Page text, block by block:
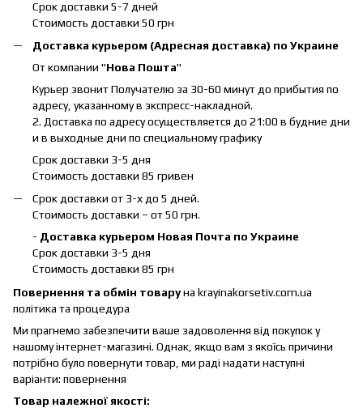
Срок доставки 5-7 дней
Стоимость доставки 50 грн
Доставка курьером (Адресная доставка) по Украине
От компании "Нова Пошта"
Курьер звонит Получателю за 30-60 минут до прибытия по
адресу, указанному в экспресс-накладной.
2. Доставка по адресу осуществляется до 21:00 в будние дни
и в выходные дни по специальному графику
Срок доставки 3-5 дня
Стоимость доставки 85 гривен
Срок доставки от 3-х до 5 дней.
Стоимость доставки – от 50 грн.
- Доставка курьером Новая Почта по Украине
Срок доставки 3-5 дня
Стоимость доставки 85 грн
Повернення та обмін товаруна krayinakorsetiv.com.ua
політика та процедура
Ми прагнемо забезпечити ваше задоволення від покупок у
нашому інтернет-магазині. Однак, якщо вам з якоїсь причини
потрібно було повернути товар, ми раді надати наступні
варіанти: повернення
Товар належної якості: